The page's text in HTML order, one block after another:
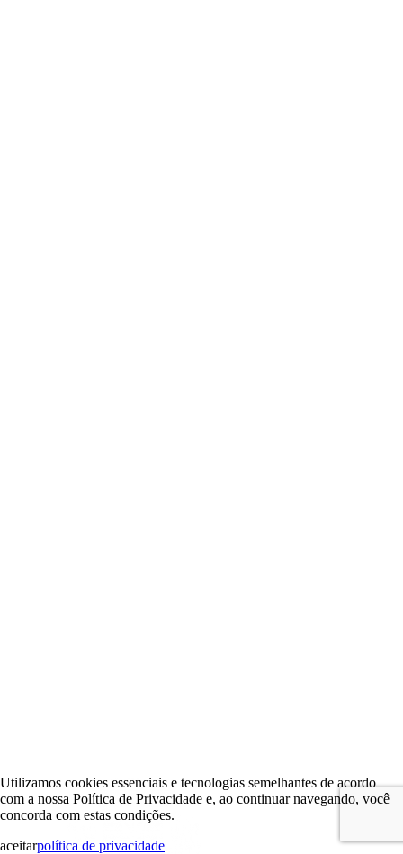
Utilizamos cookies essenciais e tecnologias semelhantes de acordo
com a nossa Política de Privacidade e, ao continuar navegando, você
concorda com estas condições.
aceitarpolítica de privacidade